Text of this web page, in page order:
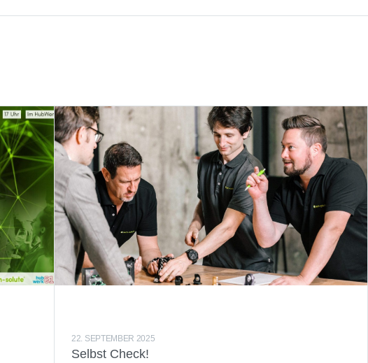
22. SEPTEMBER 2025
Selbst Check!